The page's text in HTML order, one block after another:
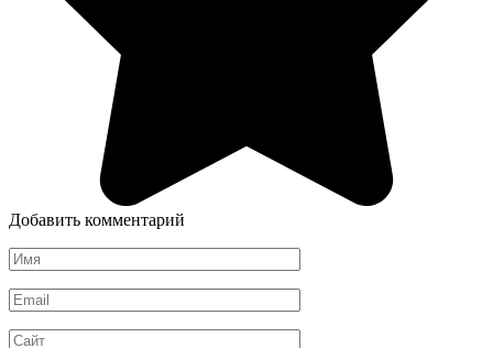
Добавить комментарий
Имя
*
Email
*
Сайт